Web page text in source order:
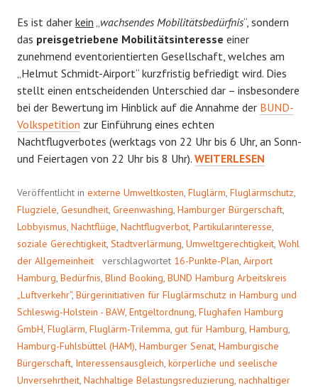
Es ist daher kein „wachsendes Mobilitätsbedürfnis“, sondern
das preisgetriebene Mobilitätsinteresse einer
zunehmend eventorientierten Gesellschaft, welches am
„Helmut Schmidt-Airport“ kurzfristig befriedigt wird. Dies
stellt einen entscheidenden Unterschied dar – insbesondere
bei der Bewertung im Hinblick auf die Annahme der BUND-
Volkspetition zur Einführung eines echten
Nachtflugverbotes (werktags von 22 Uhr bis 6 Uhr, an Sonn-
und Feiertagen von 22 Uhr bis 8 Uhr). MAILAND
MADRID?
–
HAUPTSACHE
ITALIEN!
WEITERLESEN
Veröffentlicht in externe Umweltkosten, Fluglärm, Fluglärmschutz,
Flugziele, Gesundheit, Greenwashing, Hamburger Bürgerschaft,
Lobbyismus, Nachtflüge, Nachtflugverbot, Partikularinteresse,
soziale Gerechtigkeit, Stadtverlärmung, Umweltgerechtigkeit, Wohl
der Allgemeinheit
verschlagwortet 16-Punkte-Plan, Airport
Hamburg, Bedürfnis, Blind Booking, BUND Hamburg Arbeitskreis
„Luftverkehr“, Bürgerinitiativen für Fluglärmschutz in Hamburg und
Schleswig-Holstein - BAW, Entgeltordnung, Flughafen Hamburg
GmbH, Fluglärm, Fluglärm-Trilemma, gut für Hamburg, Hamburg,
Hamburg-Fuhlsbüttel (HAM), Hamburger Senat, Hamburgische
Bürgerschaft, Interessensausgleich, körperliche und seelische
Unversehrtheit, Nachhaltige Belastungsreduzierung, nachhaltiger